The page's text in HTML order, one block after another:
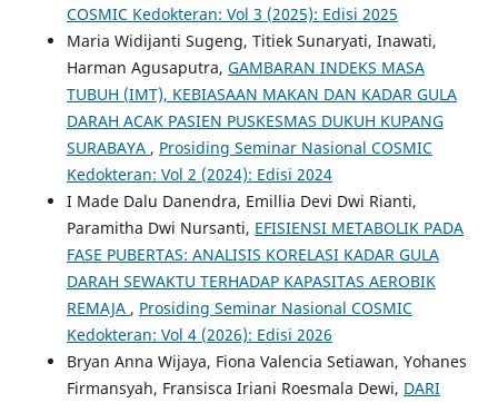
COSMIC Kedokteran: Vol 3 (2025): Edisi 2025
Maria Widijanti Sugeng, Titiek Sunaryati, Inawati,
Harman Agusaputra, GAMBARAN INDEKS MASA
TUBUH (IMT), KEBIASAAN MAKAN DAN KADAR GULA
DARAH ACAK PASIEN PUSKESMAS DUKUH KUPANG
SURABAYA , Prosiding Seminar Nasional COSMIC
Kedokteran: Vol 2 (2024): Edisi 2024
I Made Dalu Danendra, Emillia Devi Dwi Rianti,
Paramitha Dwi Nursanti, EFISIENSI METABOLIK PADA
FASE PUBERTAS: ANALISIS KORELASI KADAR GULA
DARAH SEWAKTU TERHADAP KAPASITAS AEROBIK
REMAJA , Prosiding Seminar Nasional COSMIC
Kedokteran: Vol 4 (2026): Edisi 2026
Bryan Anna Wijaya, Fiona Valencia Setiawan, Yohanes
Firmansyah, Fransisca Iriani Roesmala Dewi, DARI